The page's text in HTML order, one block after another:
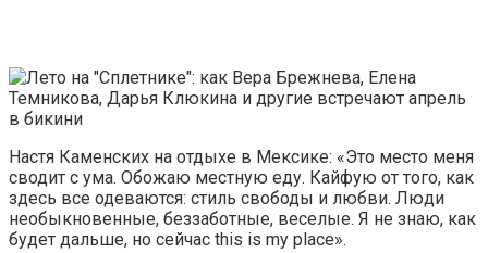
Настя Каменских на отдыхе в Мексике: «Это место меня
сводит с ума. Обожаю местную еду. Кайфую от того, как
здесь все одеваются: стиль свободы и любви. Люди
необыкновенные, беззаботные, веселые. Я не знаю, как
будет дальше, но сейчас this is my place».